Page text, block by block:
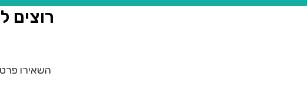
רוצים
השאירו